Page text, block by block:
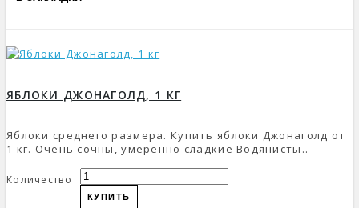
ЯБЛОКИ ДЖОНАГОЛД, 1 КГ
Яблоки среднего размера. Купить яблоки Джонаголд от
1 кг. Очень сочны, умеренно сладкие Водянисты..
Количество
КУПИТЬ